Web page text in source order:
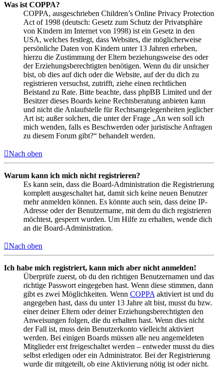
Was ist COPPA?
COPPA, ausgeschrieben Children’s Online Privacy Protection
Act of 1998 (deutsch: Gesetz zum Schutz der Privatsphäre
von Kindern im Internet von 1998) ist ein Gesetz in den
USA, welches festlegt, dass Websites, die möglicherweise
persönliche Daten von Kindern unter 13 Jahren erheben,
hierzu die Zustimmung der Eltern beziehungsweise des oder
der Erziehungsberechtigten benötigen. Wenn du dir unsicher
bist, ob dies auf dich oder die Website, auf der du dich zu
registrieren versuchst, zutrifft, ziehe einen rechtlichen
Beistand zu Rate. Bitte beachte, dass phpBB Limited und der
Besitzer dieses Boards keine Rechtsberatung anbieten kann
und nicht die Anlaufstelle für Rechtsangelegenheiten jeglicher
Art ist; außer solchen, die unter der Frage „An wen soll ich
mich wenden, falls es Beschwerden oder juristische Anfragen
zu diesem Forum gibt?“ behandelt werden.
Nach oben
Warum kann ich mich nicht registrieren?
Es kann sein, dass die Board-Administration die Registrierung
komplett ausgeschaltet hat, damit sich keine neuen Benutzer
mehr anmelden können. Es könnte auch sein, dass deine IP-
Adresse oder der Benutzername, mit dem du dich registrieren
möchtest, gesperrt wurden. Um Hilfe zu erhalten, wende dich
an die Board-Administration.
Nach oben
Ich habe mich registriert, kann mich aber nicht anmelden!
Überprüfe zuerst, ob du den richtigen Benutzernamen und das
richtige Passwort eingegeben hast. Wenn diese stimmen, dann
gibt es zwei Möglichkeiten. Wenn COPPA aktiviert ist und du
angegeben hast, dass du unter 13 Jahre alt bist, musst du bzw.
einer deiner Eltern oder deiner Erziehungsberechtigten den
Anweisungen folgen, die du erhalten hast. Wenn dies nicht
der Fall ist, muss dein Benutzerkonto vielleicht aktiviert
werden. Bei einigen Boards müssen alle neu angemeldeten
Mitglieder erst freigeschaltet werden – entweder musst du dies
selbst erledigen oder ein Administrator. Bei der Registrierung
wurde dir mitgeteilt, ob eine Aktivierung nötig ist oder nicht.